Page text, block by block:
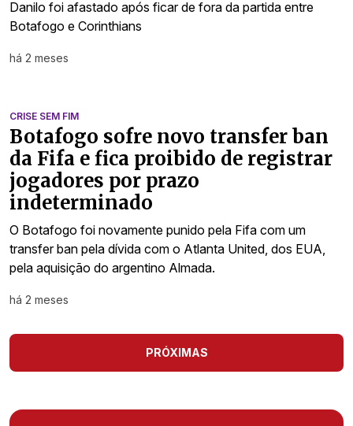
Danilo foi afastado após ficar de fora da partida entre
Botafogo e Corinthians
há 2 meses
CRISE SEM FIM
Botafogo sofre novo transfer ban
da Fifa e fica proibido de registrar
jogadores por prazo
indeterminado
O Botafogo foi novamente punido pela Fifa com um
transfer ban pela dívida com o Atlanta United, dos EUA,
pela aquisição do argentino Almada.
há 2 meses
PRÓXIMAS